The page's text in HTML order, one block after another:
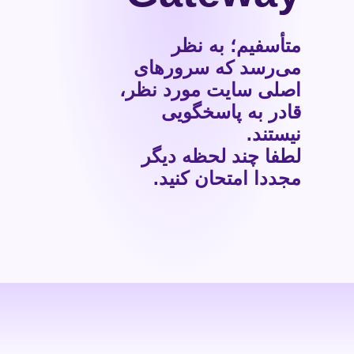
متأسفیم؛ به نظر
می‌رسد که سرورهای
اصلی سایت مورد نظر،
قادر به پاسخگویی
نیستند.
لطفا چند لحظه دیگر
مجددا امتحان کنید.